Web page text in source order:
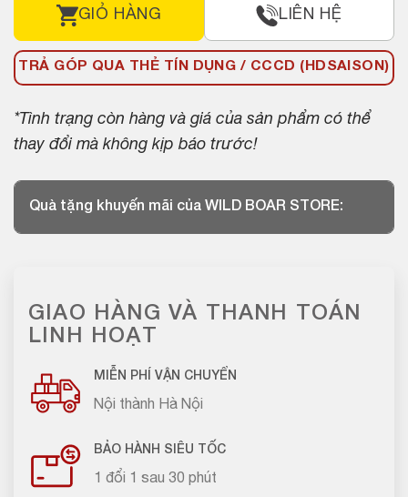
GIỎ HÀNG LIÊN HỆ
TRẢ GÓP QUA THẺ TÍN DỤNG / CCCD (HDSAISON)
*Tình trạng còn hàng và giá của sản phẩm có thể
thay đổi mà không kịp báo trước!
Quà tặng khuyến mãi của WILD BOAR STORE:
GIAO HÀNG VÀ THANH TOÁN
LINH HOẠT
MIỄN PHÍ VẬN CHUYỂN
Nội thành Hà Nội
BẢO HÀNH SIÊU TỐC
1 đổi 1 sau 30 phút